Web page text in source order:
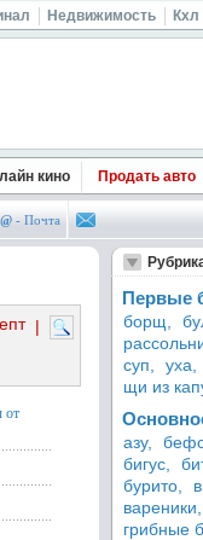
Недвижимость Кхл
кино Продать авто
@ - Почта
|
от
Первые
борщ,
суп,
уха,
щи из
азу,
бигус,
бурито,
вареники,
грибные